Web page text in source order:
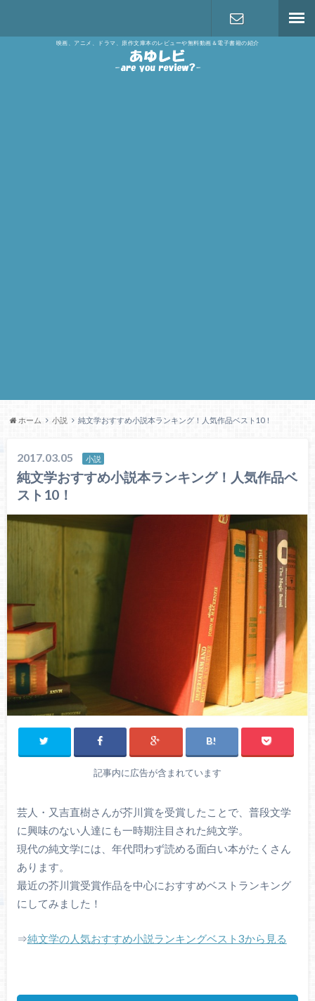
映画、アニメ、ドラマ、原作文庫本のレビューや無料動画＆電子書籍の紹介
ホーム 小説 純文学おすすめ小説本ランキング！人気作品ベスト10！
2017.03.05 小説
純文学おすすめ小説本ランキング！人気作品ベ
スト10！
記事内に広告が含まれています
芸人・又吉直樹さんが芥川賞を受賞したことで、普段文学
に興味のない人達にも一時期注目された純文学。
現代の純文学には、年代問わず読める面白い本がたくさん
あります。
最近の芥川賞受賞作品を中心におすすめベストランキング
にしてみました！
⇒純文学の人気おすすめ小説ランキングベスト3から見る